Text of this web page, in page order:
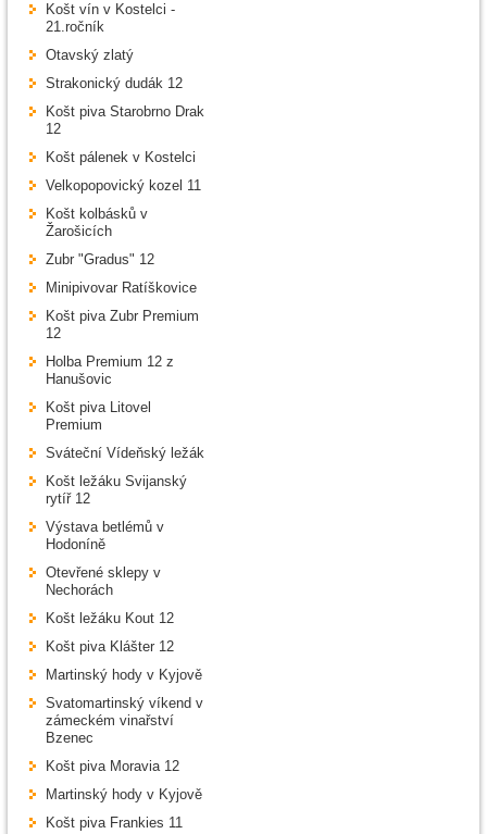
Košt vín v Kostelci -
21.ročník
Otavský zlatý
Strakonický dudák 12
Košt piva Starobrno Drak
12
Košt pálenek v Kostelci
Velkopopovický kozel 11
Košt kolbásků v
Žarošicích
Zubr "Gradus" 12
Minipivovar Ratíškovice
Košt piva Zubr Premium
12
Holba Premium 12 z
Hanušovic
Košt piva Litovel
Premium
Sváteční Vídeňský ležák
Košt ležáku Svijanský
rytíř 12
Výstava betlémů v
Hodoníně
Otevřené sklepy v
Nechorách
Košt ležáku Kout 12
Košt piva Klášter 12
Martinský hody v Kyjově
Svatomartinský víkend v
zámeckém vinařství
Bzenec
Košt piva Moravia 12
Martinský hody v Kyjově
Košt piva Frankies 11